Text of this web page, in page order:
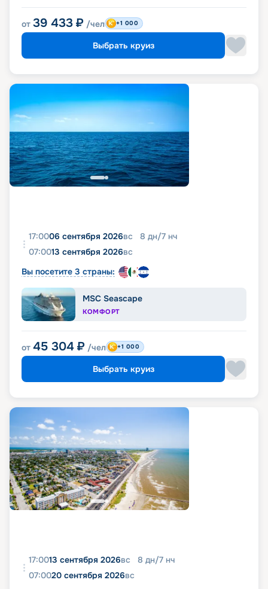
от 39 433 ₽ /чел +1 000
Выбрать круиз
17:0006 сентября 2026вс 8 дн/7 нч
07:0013 сентября 2026вс
Вы посетите 3 страны:
MSC Seascape
КОМФОРТ
от 45 304 ₽ /чел +1 000
Выбрать круиз
17:0013 сентября 2026вс 8 дн/7 нч
07:0020 сентября 2026вс